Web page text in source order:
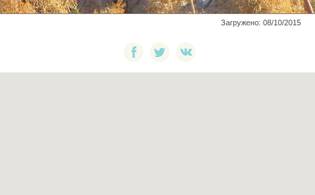
Загружено: 08/10/2015